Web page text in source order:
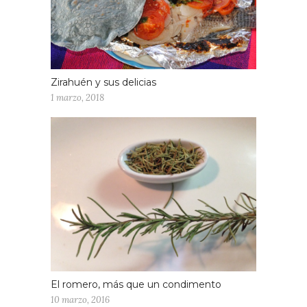
Zirahuén y sus delicias
1 marzo, 2018
El romero, más que un condimento
10 marzo, 2016